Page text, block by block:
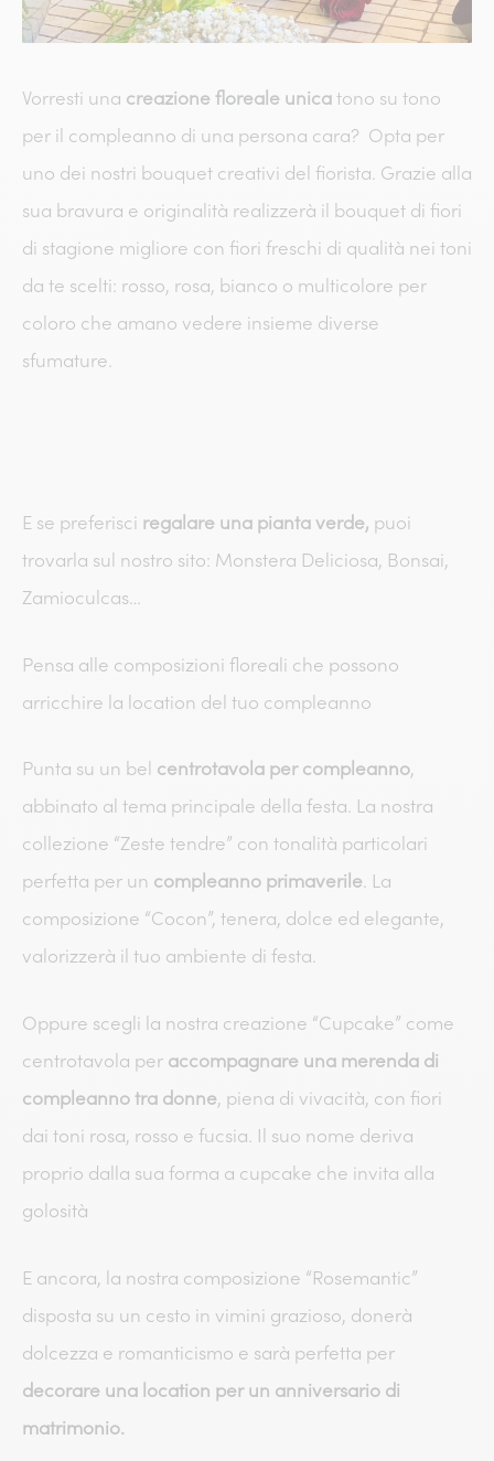
Vorresti una creazione floreale unicatono su tono
per il compleanno di una persona cara? Opta per
uno dei nostri bouquet creativi del fiorista. Grazie alla
sua bravura e originalità realizzerà il bouquet di fiori
di stagione migliore con fiori freschi di qualità nei toni
da te scelti: rosso, rosa, bianco o multicolore per
coloro che amano vedere insieme diverse
sfumature.
E se preferisci regalare una pianta verde, puoi
trovarla sul nostro sito: Monstera Deliciosa, Bonsai,
Zamioculcas…
Pensa alle composizioni floreali che possono
arricchire la location del tuo compleanno
Punta su un bel centrotavola per compleanno,
abbinato al tema principale della festa. La nostra
collezione “Zeste tendre” con tonalità particolari
perfetta per un compleanno primaverile. La
composizione “Cocon”, tenera, dolce ed elegante,
valorizzerà il tuo ambiente di festa.
Oppure scegli la nostra creazione “Cupcake” come
centrotavola per accompagnare una merenda di
compleanno tra donne, piena di vivacità, con fiori
dai toni rosa, rosso e fucsia. Il suo nome deriva
proprio dalla sua forma a cupcake che invita alla
golosità
E ancora, la nostra composizione “Rosemantic”
disposta su un cesto in vimini grazioso, donerà
dolcezza e romanticismo e sarà perfetta per
decorare una location per un anniversario di
matrimonio.